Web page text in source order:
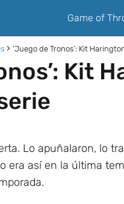
Game of
‘Juego de Tronos’: Kit
Kit
Lo apuñalaron, lo
era así en la última